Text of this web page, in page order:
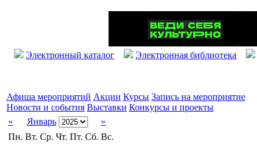
Электронный каталог Электронная библиотека
Афиша мероприятий Акции Курсы Запись на мероприятие
Новости и события Выставки Конкурсы и проекты
«
Январь
»
Пн. Вт. Ср. Чт. Пт. Сб. Вс.